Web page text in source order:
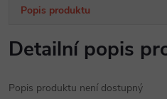
Popis produktu
Detailní popis
Popis produktu není dostupný